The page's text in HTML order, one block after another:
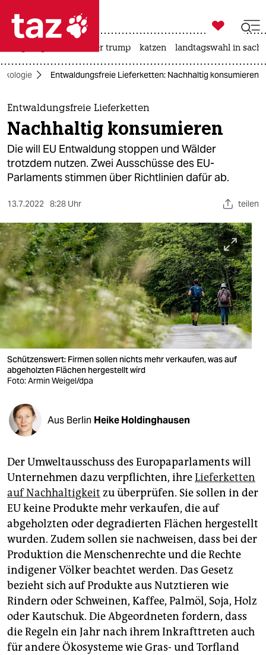
 taz zahl ich
taz zahl ich
themen
politik
öko
sport
berlin
nord
wahrheit
verlag
verlag
shop
fragen & hilfe
unterstützen
abo
genossenschaft
epaper login

taz zahl ich
usa unter trump katzen landtagswahl in
Entwaldungsfreie Lieferketten: Nachhaltig konsumieren
Entwaldungsfreie Lieferketten
Nachhaltig konsumieren
Die will EU Entwaldung stoppen und Wälder
trotzdem nutzen. Zwei Ausschüsse des EU-
Parlaments stimmen über Richtlinien dafür ab.
13.7.2022 8:28 Uhr teilen
Schützenswert: Firmen sollen nichts mehr verkaufen, was auf
abgeholzten Flächen hergestellt wird
Foto: Armin Weigel/dpa
Aus Berlin Heike Holdinghausen
Der Umweltausschuss des Europaparlaments will
Unternehmen dazu verpflichten, ihreLieferketten
auf Nachhaltigkeit zu überprüfen. Sie sollen in der
EU keine Produkte mehr verkaufen, die auf
abgeholzten oder degradierten Flächen hergestellt
wurden. Zudem sollen sie nachweisen, dass bei der
Produktion die Menschenrechte und die Rechte
indigener Völker beachtet werden. Das Gesetz
bezieht sich auf Produkte aus Nutztieren wie
Rindern oder Schweinen, Kaffee, Palmöl, Soja, Holz
oder Kautschuk. Die Abgeordneten fordern, dass
die Regeln ein Jahr nach ihrem Inkrafttreten auch
für andere Ökosysteme wie Gras- und Torfland